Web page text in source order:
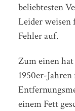
beliebtesten
Leider weisen
Fehler auf.
Zum einen
1950er-
einem Fett